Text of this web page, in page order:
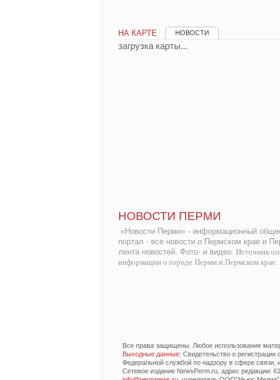
НА КАРТЕ НОВОСТИ
загрузка карты...
НОВОСТИ ПЕРМИ
«Новости Перми» - информационный
портал - все новости о Пермском крае и
лента новостей. Фото- и видео. Источник
информации о городе Перми и Пермском крае.
Все права защищены. Любое использование
Выходные данные: Свидетельство о
Федеральной службой по надзору в сфере
Сетевое издание NewsPerm.ru, адрес редакции: